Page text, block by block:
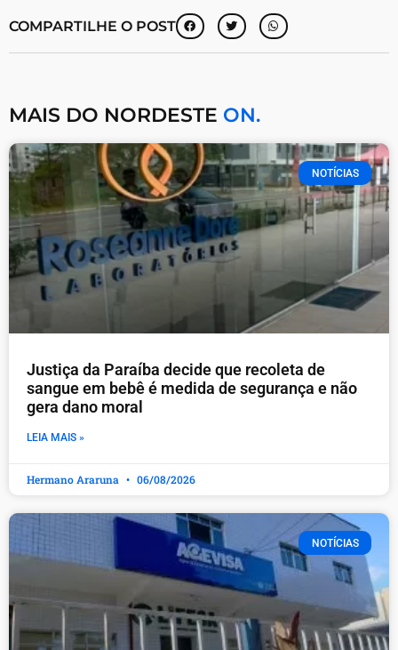
COMPARTILHE O POST
MAIS DO NORDESTE ON.
NOTÍCIAS
Justiça da Paraíba decide que recoleta de
sangue em bebê é medida de segurança e não
gera dano moral
LEIA MAIS »
Hermano Araruna 06/08/2026
NOTÍCIAS